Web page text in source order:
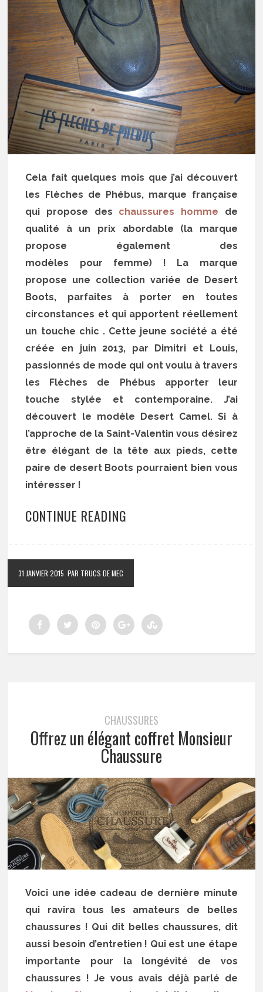
Cela fait quelques mois que j’ai découvert
les Flèches de Phébus, marque française
qui propose des chaussures homme de
qualité à un prix abordable (la marque
propose également des
modèles pour femme) ! La marque
propose une collection variée de Desert
Boots, parfaites à porter en toutes
circonstances et qui apportent réellement
un touche chic . Cette jeune société a été
créée en juin 2013, par Dimitri et Louis,
passionnés de mode qui ont voulu à travers
les Flèches de Phébus apporter leur
touche stylée et contemporaine. J’ai
découvert le modèle Desert Camel. Si à
l’approche de la Saint-Valentin vous désirez
être élégant de la tête aux pieds, cette
paire de desert Boots pourraient bien vous
intéresser !
CONTINUE READING
31 JANVIER 2015 PAR TRUCS DE MEC
CHAUSSURES
Offrez un élégant coffret Monsieur
Chaussure
Voici une idée cadeau de dernière minute
qui ravira tous les amateurs de belles
chaussures ! Qui dit belles chaussures, dit
aussi besoin d’entretien ! Qui est une étape
importante pour la longévité de vos
chaussures ! Je vous avais déjà parlé de